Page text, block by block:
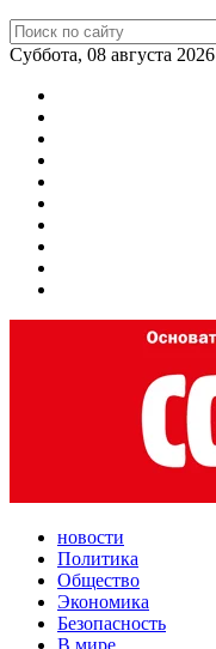
Суббота, 08 августа 2026
новости
Политика
Общество
Экономика
Безопасность
В мире